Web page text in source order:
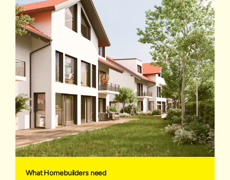
What Homebuilders need